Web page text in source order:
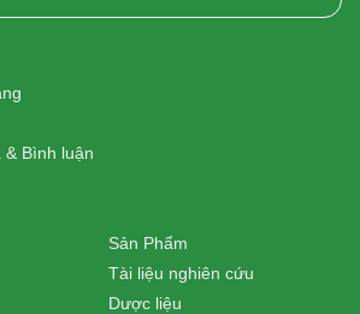
& Bình luận
Sản Phẩm
Tài liệu nghiên cứu
Dược liệu